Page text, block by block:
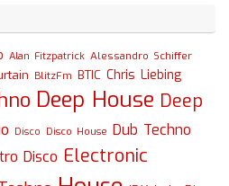
Alan Fitzpatrick Alessandro Schiffer
BlitzFm BTIC Chris Liebing
Deep House Deep
Disco Disco House Dub Techno
Disco Electronic